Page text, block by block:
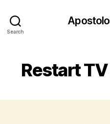
Search
Restart